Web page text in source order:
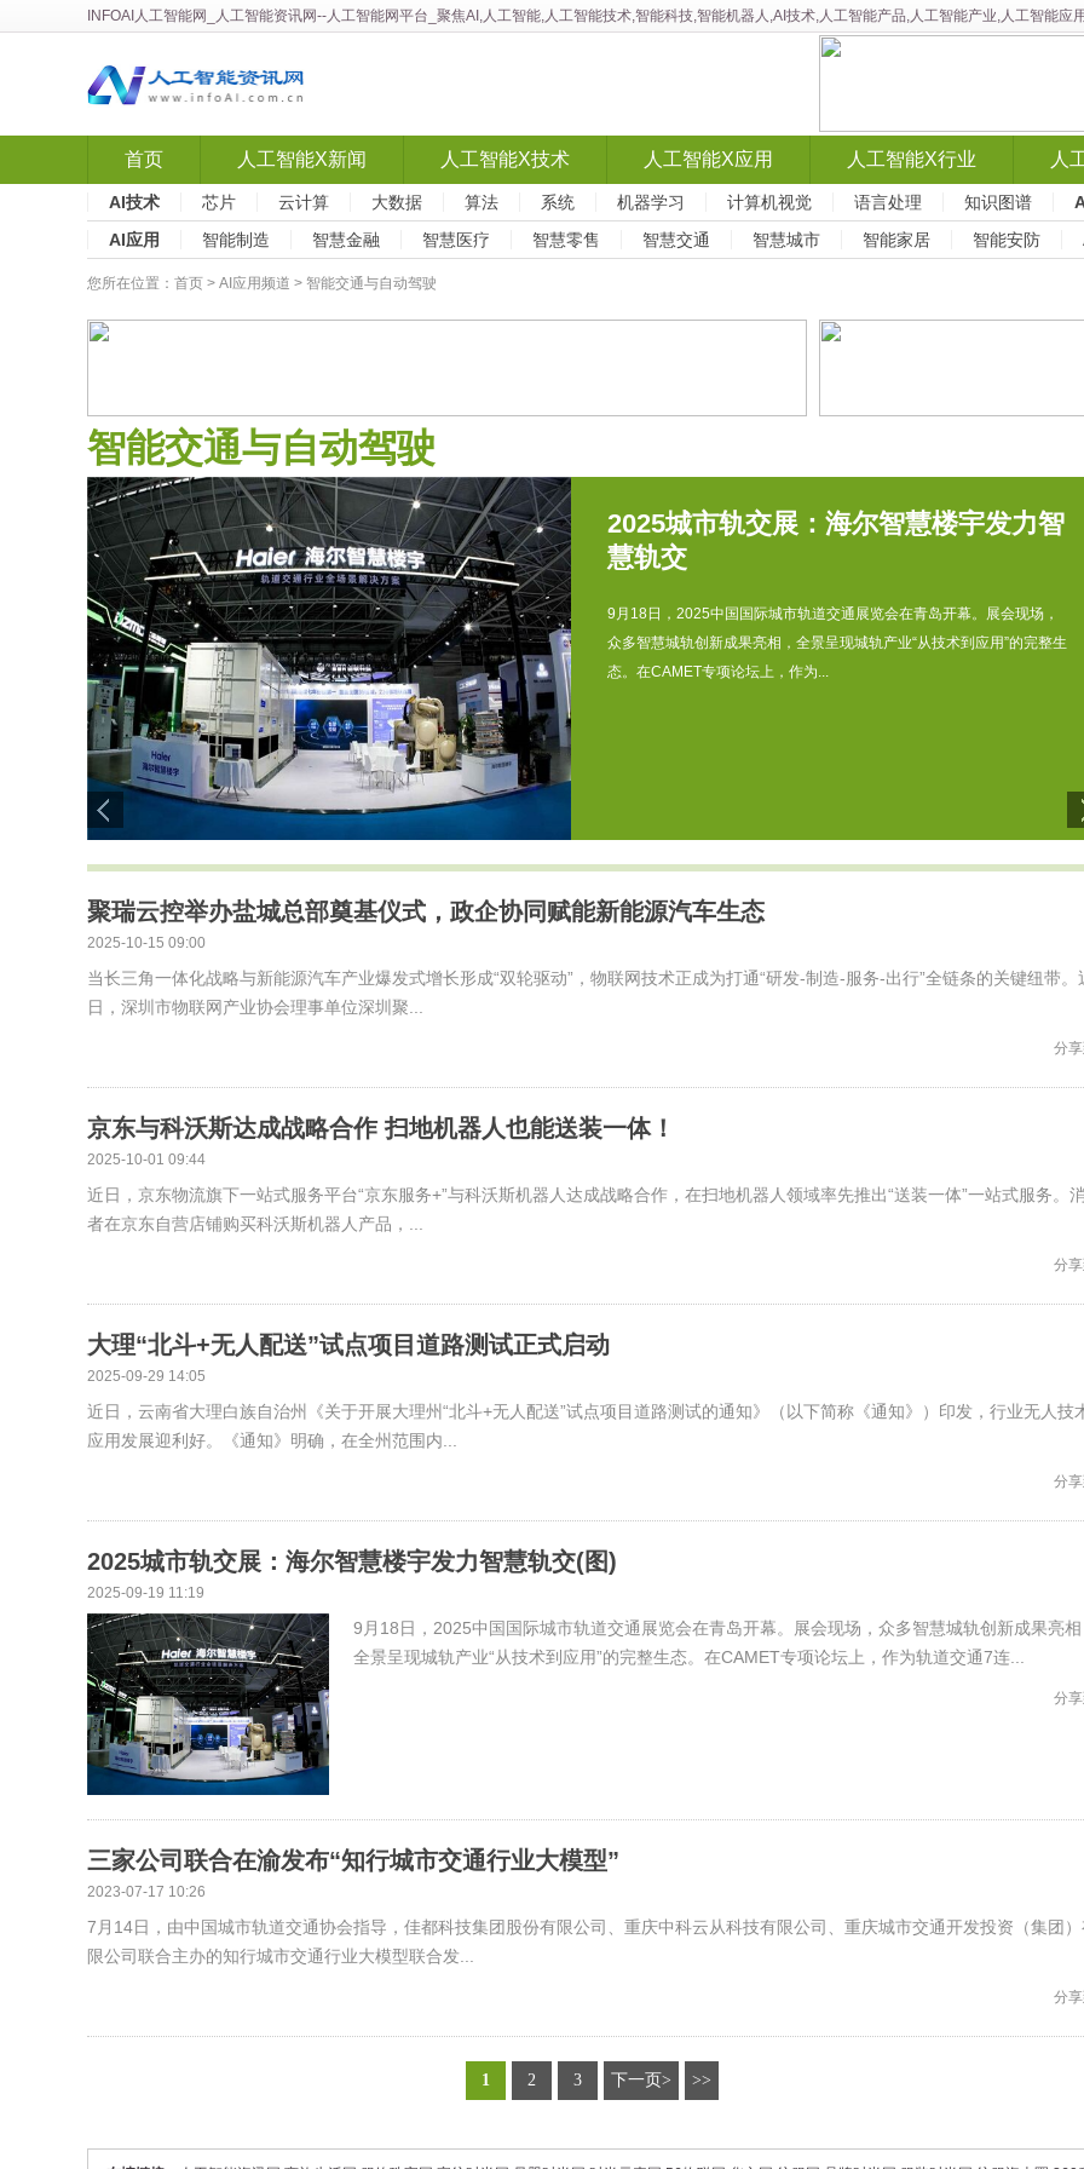
INFOAI人工智能网 人工智能资讯网--人工智能网平台_聚焦AI,人工智能,人工智能技术,智能科技,智能机器人,AI技术,人工智能产品,人工智能产业,人工智能应
首页 人工智能X新闻 人工智能X技术 人工智能X应用 人工智能X行业 人
AI技术 芯片 云计算 大数据 算法 系统 机器学习 计算机视觉 语言处理 知识图谱
AI应用
智能制造 智慧金融 智慧医疗 智慧零售 智慧交通 智慧城市 智能家居 智能安防
您所在位置： 首页 > AI应用频道 > 智能交通与自动驾驶
智能交通与自动驾驶
2025城市轨交展：海尔智慧楼宇发力智
慧轨交
9月18日，2025中国国际城市轨道交通展览会在青岛开幕。展会现场，
众多智慧城轨创新成果亮相，全景呈现城轨产业“从技术到应用”的完整生
态。在CAMET专项论坛上，作为...
聚瑞云控举办盐城总部奠基仪式，政企协同赋能新能源汽车生态
2025-10-15 09:00
当长三角一体化战略与新能源汽车产业爆发式增长形成“双轮驱动”，物联网技术正成为打通“研发-制造-服务-出行”全链条的关键纽带。
日，深圳市物联网产业协会理事单位深圳聚...
分享
京东与科沃斯达成战略合作 扫地机器人也能送装一体！
2025-10-01 09:44
近日，京东物流旗下一站式服务平台“京东服务+”与科沃斯机器人达成战略合作，在扫地机器人领域率先推出“送装一体”一站式服务。
者在京东自营店铺购买科沃斯机器人产品，...
分享
大理“北斗+无人配送”试点项目道路测试正式启动
2025-09-29 14:05
近日，云南省大理白族自治州《关于开展大理州“北斗+无人配送”试点项目道路测试的通知》（以下简称《通知》）印发，行业无人技
应用发展迎利好。《通知》明确，在全州范围内...
分享
2025城市轨交展：海尔智慧楼宇发力智慧轨交(图)
2025-09-19 11:19
9月18日，2025中国国际城市轨道交通展览会在青岛开幕。展会现场，众多智慧城轨创新成果亮相
全景呈现城轨产业“从技术到应用”的完整生态。在CAMET专项论坛上，作为轨道交通7连...
分享
三家公司联合在渝发布“知行城市交通行业大模型”
2023-07-17 10:26
7月14日，由中国城市轨道交通协会指导，佳都科技集团股份有限公司、重庆中科云从科技有限公司、重庆城市交通开发投资（集团
限公司联合主办的知行城市交通行业大模型联合发...
分享
1 2 3 下一页> >>